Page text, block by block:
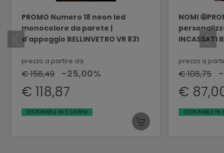
PROMO Numero 18 neon led
monocolore da parete |
d'appoggio BELLINVETRO VR 831
prezzo a partire da
€ 158,49 -25,00%
€ 118,87
DISPONIBILE IN 3 GIORNI
NOMI
INCASSATI
prezzo a
€ 108,75
€
DISPONIBILE IN